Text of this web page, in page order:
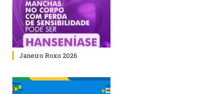
Janeiro Roxo 2026